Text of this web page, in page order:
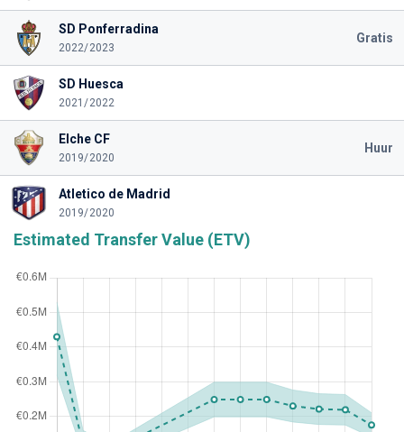
SD Ponferradina
2022/2023
Gratis
SD Huesca
2021/2022
Elche CF
2019/2020
Huur
Atletico de Madrid
2019/2020
Estimated Transfer Value (ETV)